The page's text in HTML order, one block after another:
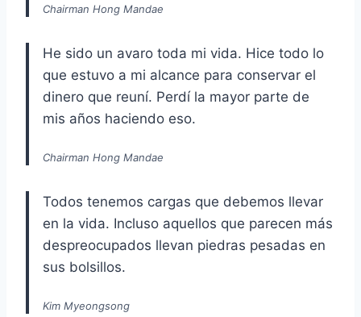
Chairman Hong Mandae
He sido un avaro toda mi vida. Hice todo lo
que estuvo a mi alcance para conservar el
dinero que reuní. Perdí la mayor parte de
mis años haciendo eso.
Chairman Hong Mandae
Todos tenemos cargas que debemos llevar
en la vida. Incluso aquellos que parecen más
despreocupados llevan piedras pesadas en
sus bolsillos.
Kim Myeongsong